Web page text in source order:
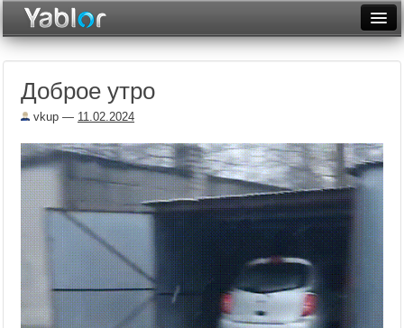
Рейтинги
Архив
Фототоп
Видеотоп
Доброе утро
vkup — 11.02.2024